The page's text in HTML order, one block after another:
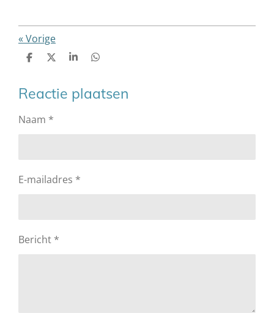
« Vorige
D
e
n
D
l
S
r
e
D
e
n
Reactie plaatsen
Naam *
E-mailadres *
Bericht *